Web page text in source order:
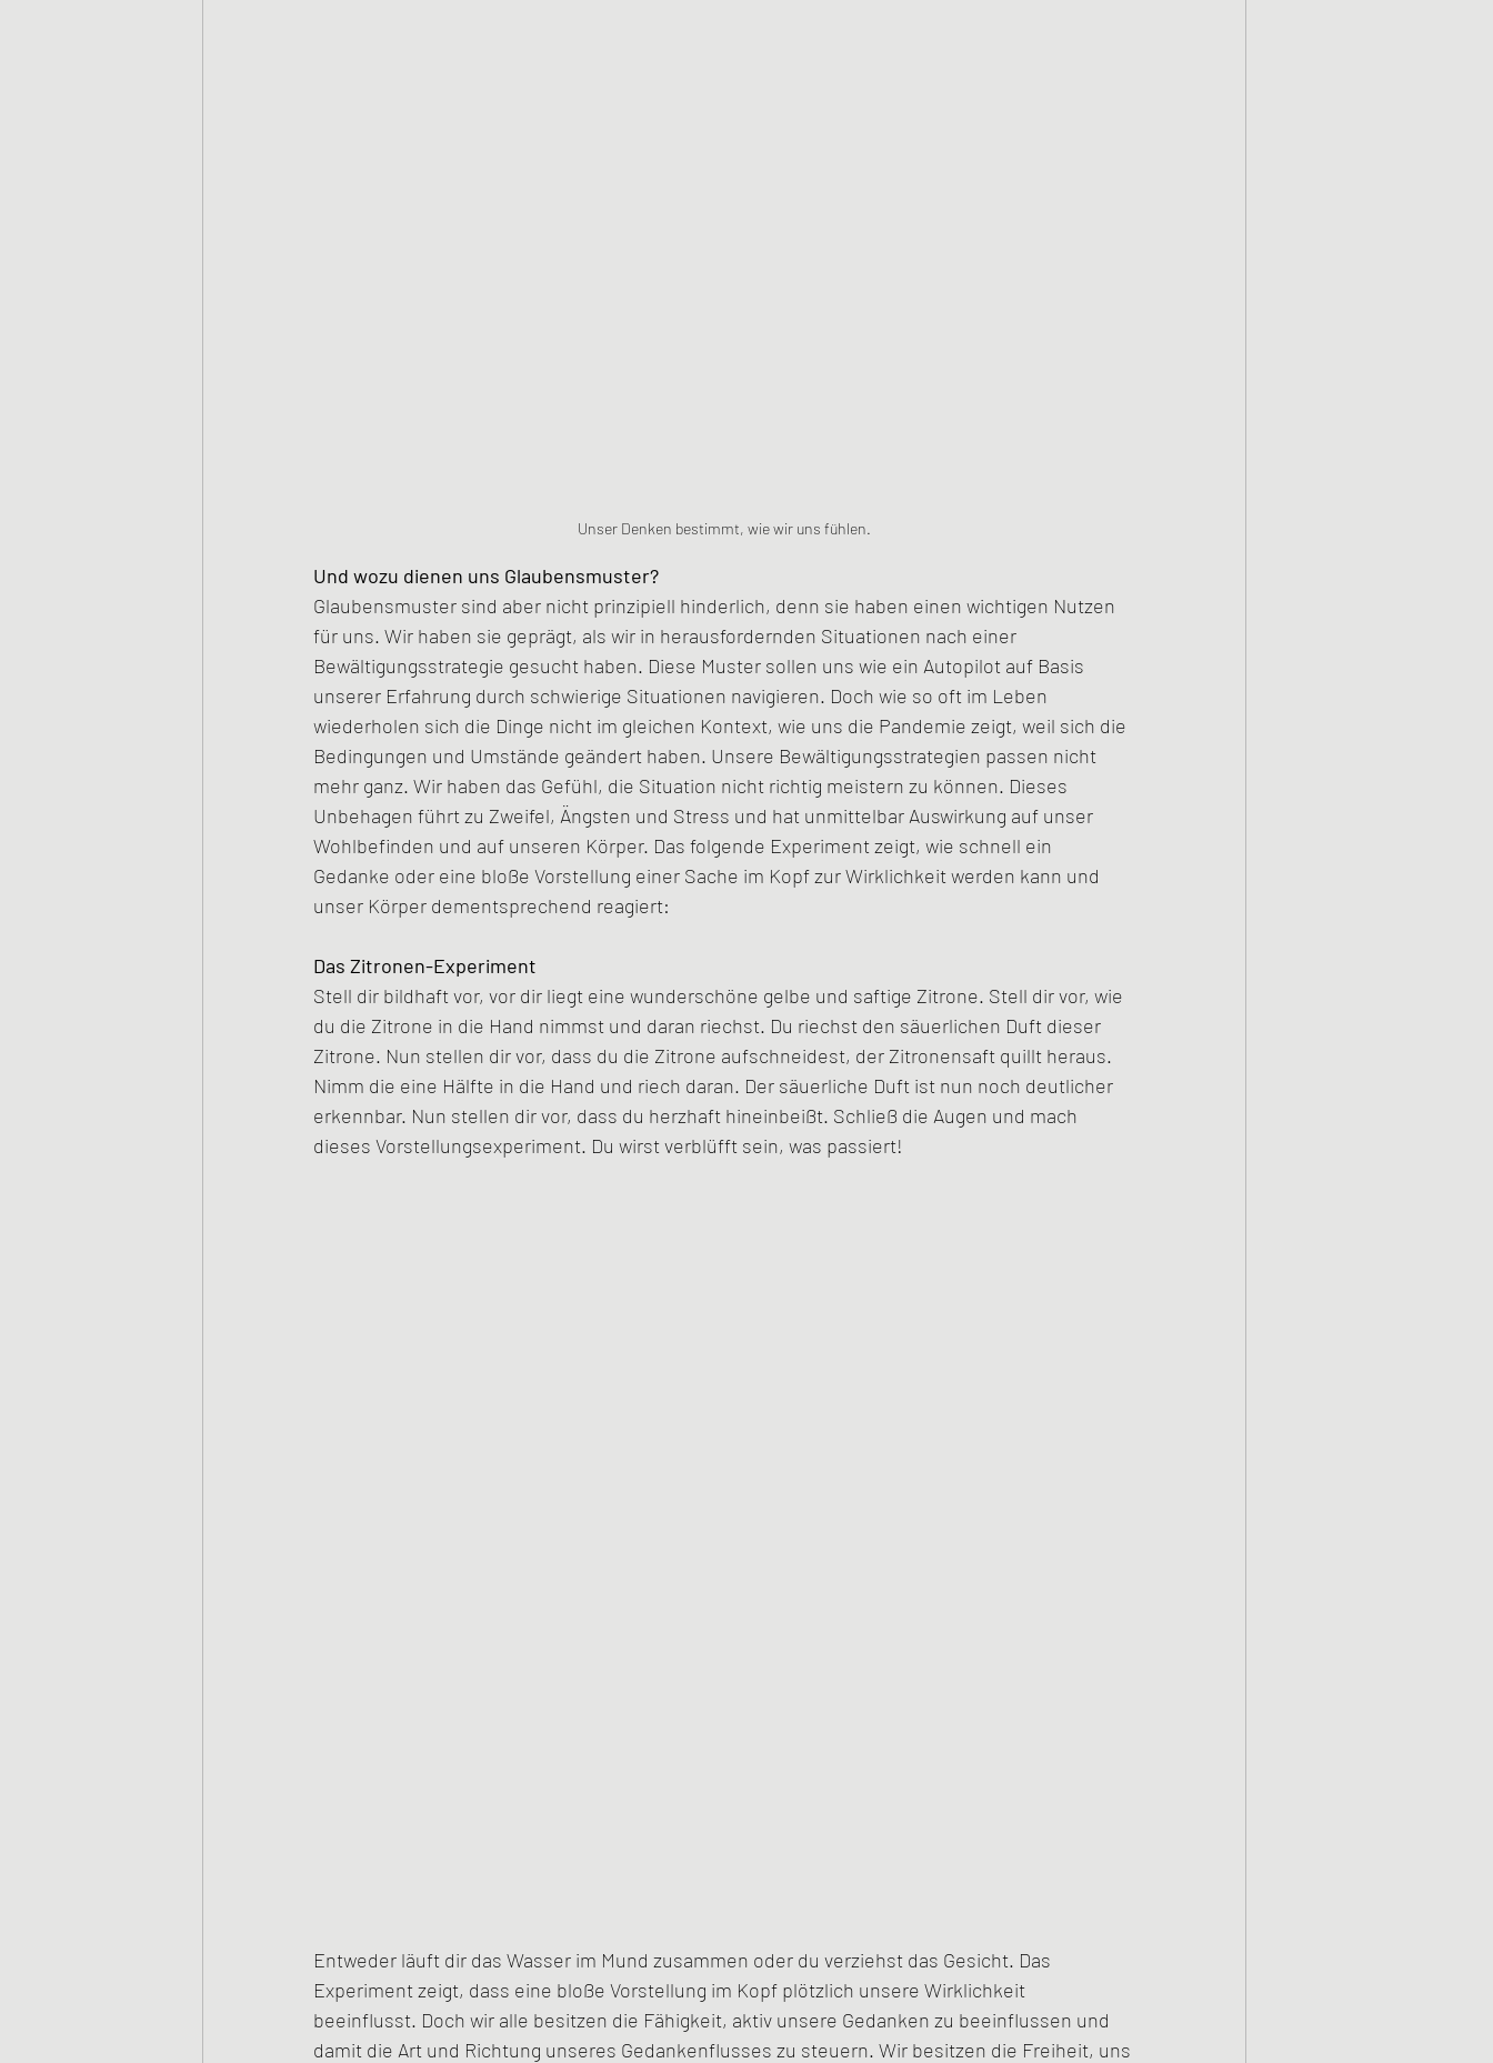
Unser Denken bestimmt, wie wir uns fühlen.
Und wozu dienen uns Glaubensmuster?
Glaubensmuster sind aber nicht prinzipiell hinderlich, denn sie haben einen wichtigen Nutzen
für uns. Wir haben sie geprägt, als wir in herausfordernden Situationen nach einer
Bewältigungsstrategie gesucht haben. Diese Muster sollen uns wie ein Autopilot auf Basis
unserer Erfahrung durch schwierige Situationen navigieren. Doch wie so oft im Leben
wiederholen sich die Dinge nicht im gleichen Kontext, wie uns die Pandemie zeigt, weil sich die
Bedingungen und Umstände geändert haben. Unsere Bewältigungsstrategien passen nicht
mehr ganz. Wir haben das Gefühl, die Situation nicht richtig meistern zu können. Dieses
Unbehagen führt zu Zweifel, Ängsten und Stress und hat unmittelbar Auswirkung auf unser
Wohlbefinden und auf unseren Körper. Das folgende Experiment zeigt, wie schnell ein
Gedanke oder eine bloße Vorstellung einer Sache im Kopf zur Wirklichkeit werden kann und
unser Körper dementsprechend reagiert:
Das Zitronen-Experiment
Stell dir bildhaft vor, vor dir liegt eine wunderschöne gelbe und saftige Zitrone. Stell dir vor, wie
du die Zitrone in die Hand nimmst und daran riechst. Du riechst den säuerlichen Duft dieser
Zitrone. Nun stellen dir vor, dass du die Zitrone aufschneidest, der Zitronensaft quillt heraus.
Nimm die eine Hälfte in die Hand und riech daran. Der säuerliche Duft ist nun noch deutlicher
erkennbar. Nun stellen dir vor, dass du herzhaft hineinbeißt. Schließ die Augen und mach
dieses Vorstellungsexperiment. Du wirst verblüfft sein, was passiert!
Entweder läuft dir das Wasser im Mund zusammen oder du verziehst das Gesicht. Das
Experiment zeigt, dass eine bloße Vorstellung im Kopf plötzlich unsere Wirklichkeit
beeinflusst. Doch wir alle besitzen die Fähigkeit, aktiv unsere Gedanken zu beeinflussen und
damit die Art und Richtung unseres Gedankenflusses zu steuern. Wir besitzen die Freiheit, uns